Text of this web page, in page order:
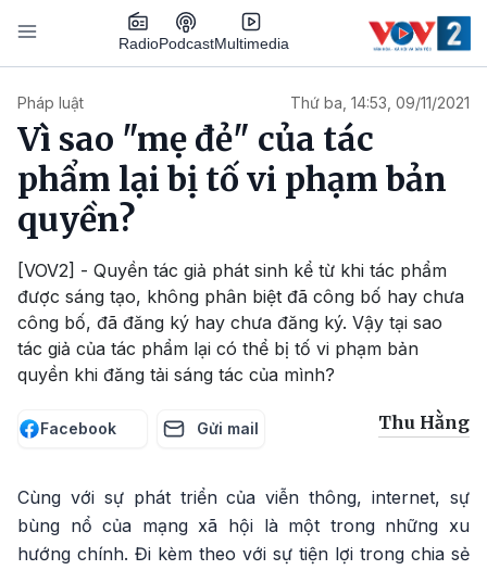
Nhảy đến nội dung
RadioPodcastMultimedia
Pháp luật Thứ ba, 14:53, 09/11/2021
Vì sao "mẹ đẻ" của tác
phẩm lại bị tố vi phạm bản
quyền?
[VOV2] - Quyền tác giả phát sinh kể từ khi tác phẩm
được sáng tạo, không phân biệt đã công bố hay chưa
công bố, đã đăng ký hay chưa đăng ký. Vậy tại sao
tác giả của tác phẩm lại có thể bị tố vi phạm bản
quyền khi đăng tải sáng tác của mình?
Facebook Gửi mail Thu Hằng
Cùng với sự phát triển của viễn thông, internet, sự
bùng nổ của mạng xã hội là một trong những xu
hướng chính. Đi kèm theo với sự tiện lợi trong chia sẻ